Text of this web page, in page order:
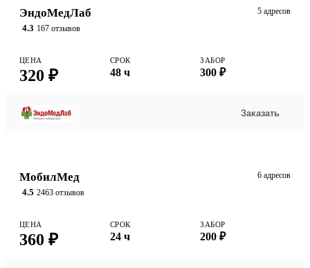
ЭндоМедЛаб
4.3 167 отзывов
5 адресов
ЦЕНА
320 ₽
СРОК
48 ч
ЗАБОР
300 ₽
Заказать
МобилМед
4.5 2463 отзывов
6 адресов
ЦЕНА
360 ₽
СРОК
24 ч
ЗАБОР
200 ₽